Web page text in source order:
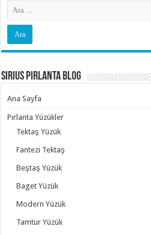
Sirius Pırlanta Blog
Ana Sayfa
Pırlanta Yüzükler
Tektaş Yüzük
Fantezi Tektaş
Beştaş Yüzük
Baget Yüzük
Modern Yüzük
Tamtur Yüzük